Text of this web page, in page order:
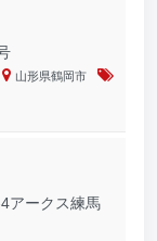
山形県鶴岡市
アークス練馬